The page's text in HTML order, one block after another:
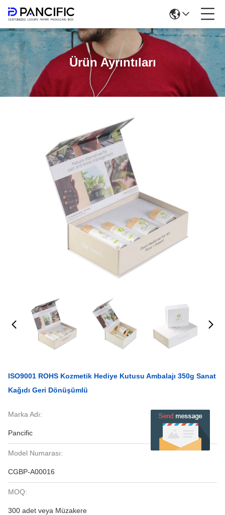
Ürün Ayrıntıları
ISO9001 ROHS Kozmetik Hediye Kutusu Ambalajı 350g Sanat
Kağıdı Geri Dönüşümlü
Marka Adı:
Pancific
Model Numarası:
CGBP-A00016
MOQ:
300 adet veya Müzakere